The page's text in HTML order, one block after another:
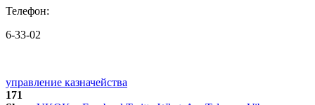
Телефон:
6-33-02
управление казначейства
171